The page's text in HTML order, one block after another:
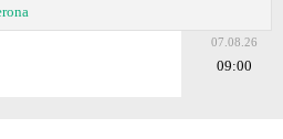
07.08.26
09:00